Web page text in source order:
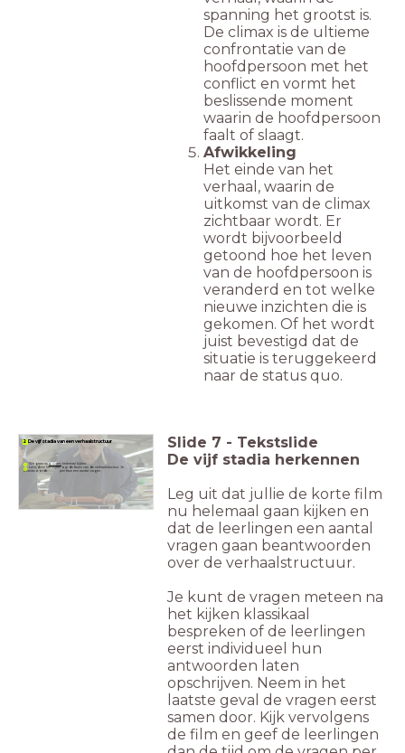
spanning het grootst is.
De climax is de ultieme
confrontatie van de
hoofdpersoon met het
conflict en vormt het
beslissende moment
waarin de hoofdpersoon
faalt of slaagt.
Afwikkeling
Het einde van het
verhaal, waarin de
uitkomst van de climax
zichtbaar wordt. Er
wordt bijvoorbeeld
getoond hoe het leven
van de hoofdpersoon is
veranderd en tot welke
nieuwe inzichten die is
gekomen. Of het wordt
juist bevestigd dat de
situatie is teruggekeerd
naar de status quo.
We gaan nu► Gratishelemaal kijken.
Let tijdens het kijken op de fasen van de verhaalstructuur. Je
beantwoordt per fase een aantal vragen.
2 De vijf stadia van een verhaalstructuur Slide 7 - Tekstslide
De vijf stadia herkennen
Leg uit dat jullie de korte film
nu helemaal gaan kijken en
dat de leerlingen een aantal
vragen gaan beantwoorden
over de verhaalstructuur.
Je kunt de vragen meteen na
het kijken klassikaal
bespreken of de leerlingen
eerst individueel hun
antwoorden laten
opschrijven. Neem in het
laatste geval de vragen eerst
samen door. Kijk vervolgens
de film en geef de leerlingen